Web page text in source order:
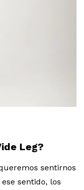
Leg?
sentirnos
sentido, los